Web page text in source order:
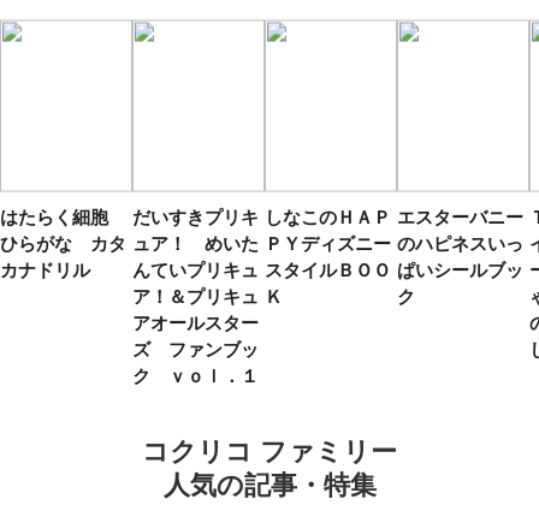
はたらく細胞
ひらがな カタ
カナドリル
だいすきプリキ
ュア！ めいた
んていプリキュ
ア！＆プリキュ
アオールスター
ズ ファンブッ
ク ｖｏｌ．１
しなこのＨＡＰ
ＰＹディズニー
スタイルＢＯＯ
Ｋ
エスターバニー
のハピネスいっ
ぱいシールブッ
ク
コクリコ ファミリー
人気の記事・特集